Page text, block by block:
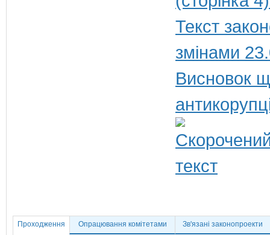
Текст
змінами
Висновок
Проходження Опрацювання комітетами Зв'язані законопроекти